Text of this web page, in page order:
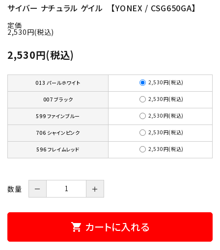
サイバー ナチュラル ゲイル 【YONEX / CSG650GA】
定価
2,530円(税込)
2,530円(税込)
013 パールホワイト 2,530円(税込)
007 ブラック 2,530円(税込)
599 ファインブルー 2,530円(税込)
706 シャインピンク 2,530円(税込)
596 フレイムレッド 2,530円(税込)
数量 － ＋
shopping_cart カートに入れる